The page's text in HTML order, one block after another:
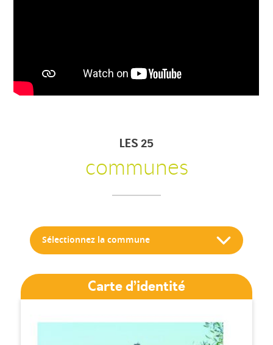
LES 25
communes
Sélectionnez la commune
Abeilhan
Carte d’identité